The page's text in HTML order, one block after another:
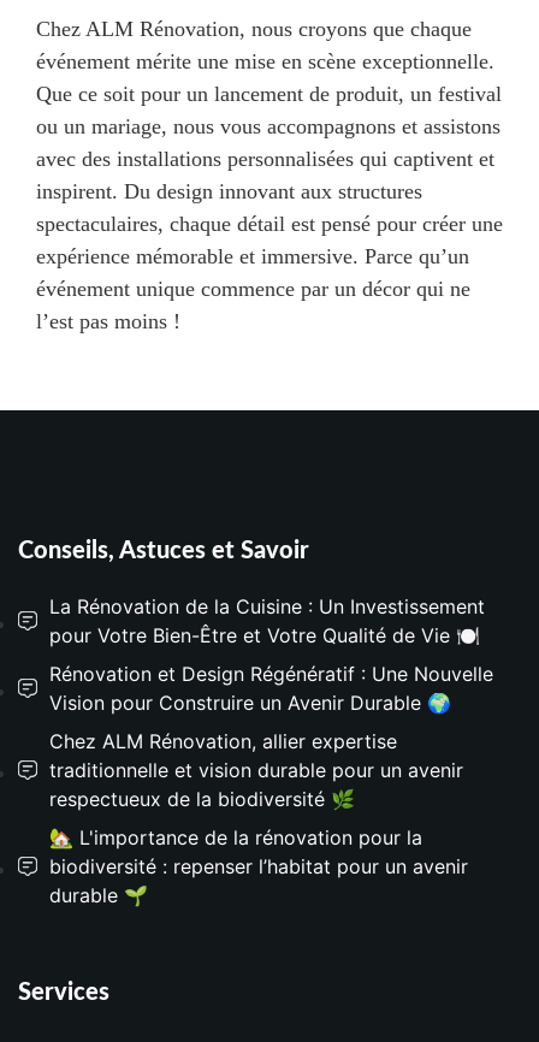
Chez ALM Rénovation, nous croyons que chaque
événement mérite une mise en scène exceptionnelle.
Que ce soit pour un lancement de produit, un festival
ou un mariage, nous vous accompagnons et assistons
avec des installations personnalisées qui captivent et
inspirent. Du design innovant aux structures
spectaculaires, chaque détail est pensé pour créer une
expérience mémorable et immersive. Parce qu’un
événement unique commence par un décor qui ne
l’est pas moins !
Conseils, Astuces et Savoir
La Rénovation de la Cuisine : Un Investissement
pour Votre Bien-Être et Votre Qualité de Vie 🍽️
Rénovation et Design Régénératif : Une Nouvelle
Vision pour Construire un Avenir Durable 🌍
Chez ALM Rénovation, allier expertise
traditionnelle et vision durable pour un avenir
respectueux de la biodiversité 🌿
🏡 L'importance de la rénovation pour la
biodiversité : repenser l’habitat pour un avenir
durable 🌱
Services